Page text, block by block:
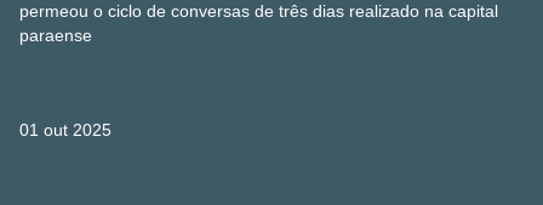
permeou o ciclo de conversas de três dias realizado na capital
paraense
01 out 2025